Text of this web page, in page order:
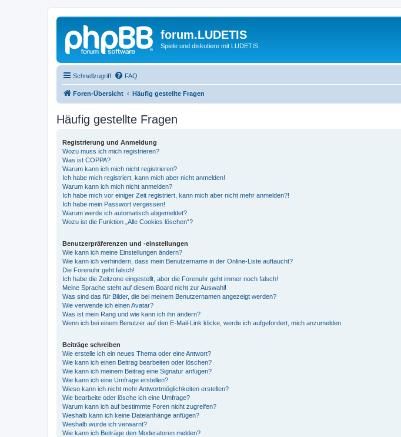
forum.LUDETIS
Spiele und diskutiere mit LUDETIS.
Schnellzugriff FAQ
Foren-Übersicht Häufig gestellte Fragen
Häufig gestellte Fragen
Registrierung und Anmeldung
Wozu muss ich mich registrieren?
Was ist COPPA?
Warum kann ich mich nicht registrieren?
Ich habe mich registriert, kann mich aber nicht anmelden!
Warum kann ich mich nicht anmelden?
Ich habe mich vor einiger Zeit registriert, kann mich aber nicht mehr anmelden?!
Ich habe mein Passwort vergessen!
Warum werde ich automatisch abgemeldet?
Wozu ist die Funktion „Alle Cookies löschen“?
Benutzerpräferenzen und -einstellungen
Wie kann ich meine Einstellungen ändern?
Wie kann ich verhindern, dass mein Benutzername in der Online-Liste auftaucht?
Die Forenuhr geht falsch!
Ich habe die Zeitzone eingestellt, aber die Forenuhr geht immer noch falsch!
Meine Sprache steht auf diesem Board nicht zur Auswahl!
Was sind das für Bilder, die bei meinem Benutzernamen angezeigt werden?
Wie verwende ich einen Avatar?
Was ist mein Rang und wie kann ich ihn ändern?
Wenn ich bei einem Benutzer auf den E-Mail-Link klicke, werde ich aufgefordert, mich anzumelden.
Beiträge schreiben
Wie erstelle ich ein neues Thema oder eine Antwort?
Wie kann ich einen Beitrag bearbeiten oder löschen?
Wie kann ich meinem Beitrag eine Signatur anfügen?
Wie kann ich eine Umfrage erstellen?
Wieso kann ich nicht mehr Antwortmöglichkeiten erstellen?
Wie bearbeite oder lösche ich eine Umfrage?
Warum kann ich auf bestimmte Foren nicht zugreifen?
Weshalb kann ich keine Dateianhänge anfügen?
Weshalb wurde ich verwarnt?
Wie kann ich Beiträge den Moderatoren melden?